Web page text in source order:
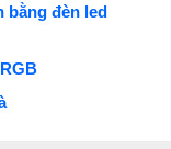
bằng đèn led